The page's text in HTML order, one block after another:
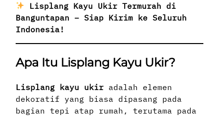
Lisplang Kayu Ukir Termurah di
Banguntapan – Siap Kirim ke Seluruh
Indonesia!
Apa Itu Lisplang Kayu Ukir?
Lisplang kayu ukir adalah elemen
dekoratif yang biasa dipasang pada
bagian tepi atap rumah, terutama pada